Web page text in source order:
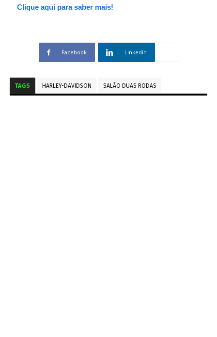
Clique aqui para saber mais!
Facebook Linkedin
TAGS HARLEY-DAVIDSON SALÃO DUAS RODAS